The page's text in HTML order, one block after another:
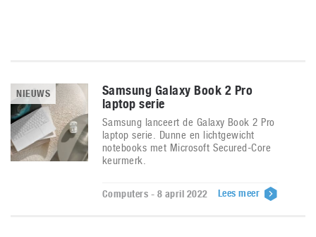
NIEUWS
Samsung Galaxy Book 2 Pro
laptop serie
Samsung lanceert de Galaxy Book 2 Pro
laptop serie. Dunne en lichtgewicht
notebooks met Microsoft Secured-Core
keurmerk.
Computers - 8 april 2022 Lees meer